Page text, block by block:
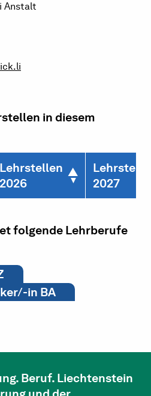
Anstalt
in diesem
Lehrstellen
2026
2027
folgende Lehrberufe
in BA
Beruf. Liechtenstein